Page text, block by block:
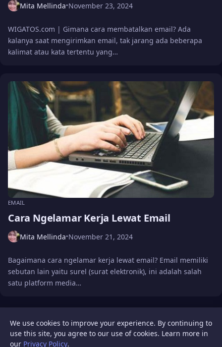
Mita Mellinda•November 23, 2024
WIGATOS.com | Gimana cara membatalkan email? Ada
kalanya saat mengirimkan email, tak jarang ada beberapa
kalimat atau kata tertentu yang…
EMAIL
Cara Ngelamar Kerja Lewat Email
Mita Mellinda•November 21, 2024
Bagaimana cara ngelamar kerja lewat email? Email memiliki
sebutan lain yaitu surel (surat elektronik), ini adalah salah
satu platform media…
LOAD MORE
We use cookies to improve your experience. By continuing to
use this site, you agree to our use of cookies. Learn more in
our Privacy Policy.